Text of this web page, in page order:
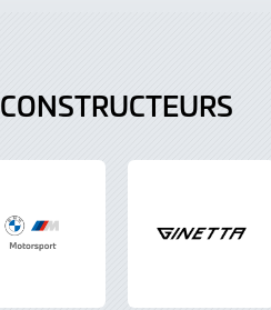
CONSTRUCTEURS